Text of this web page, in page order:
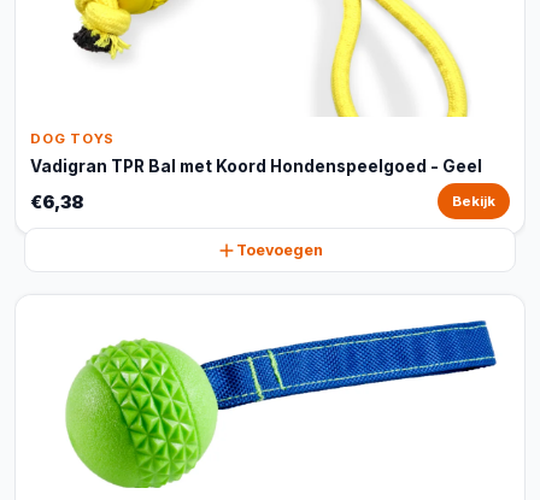
DOG TOYS
Vadigran TPR Bal met Koord Hondenspeelgoed - Geel
€6,38 Bekijk
Toevoegen